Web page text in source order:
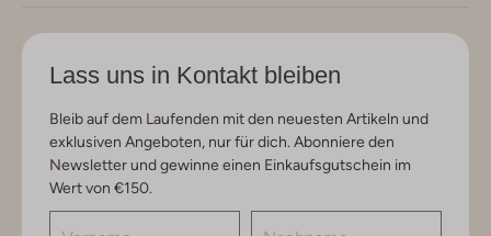
Lass uns in Kontakt bleiben
Bleib auf dem Laufenden mit den neuesten Artikeln und
exklusiven Angeboten, nur für dich. Abonniere den
Newsletter und gewinne einen Einkaufsgutschein im
Wert von €150.